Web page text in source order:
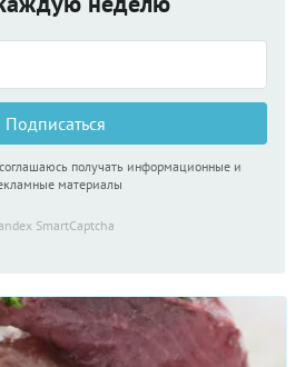
Подписаться
получать информационные и
материалы
SmartCaptcha